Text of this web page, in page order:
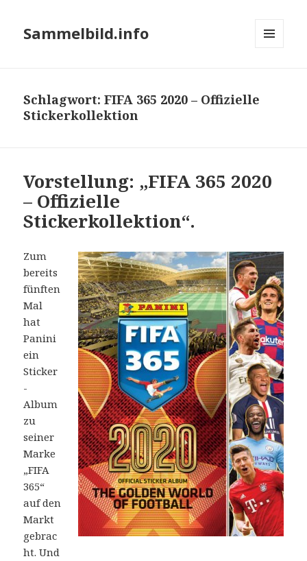
Sammelbild.info
Schlagwort:FIFA 365 2020 – Offizielle
Stickerkollektion
Vorstellung: „FIFA 365 2020
– Offizielle
Stickerkollektion“.
Zum
bereits
fünften
Mal
hat
Panini
ein
Sticker
-
Album
zu
seiner
Marke
„FIFA
365“
auf den
Markt
gebrac
ht. Und